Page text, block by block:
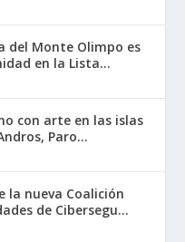
del Monte Olimpo es
en la Lista...
con arte en las islas
Paro...
la nueva Coalición
de Cibersegu...